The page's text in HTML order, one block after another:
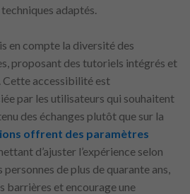
adaptés.
en compte la diversité des
proposant des tutoriels intégrés et
accessibilité est
par les utilisateurs qui souhaitent
des échanges plutôt que sur la
offrent des paramètres
d’ajuster l’expérience selon
de plus de quarante ans,
et encourage une